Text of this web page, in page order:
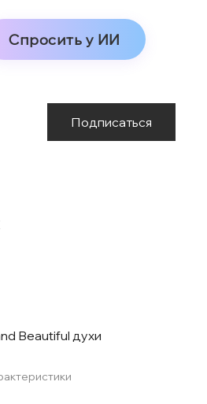
Спросить у ИИ
Подписаться
Beautiful духи